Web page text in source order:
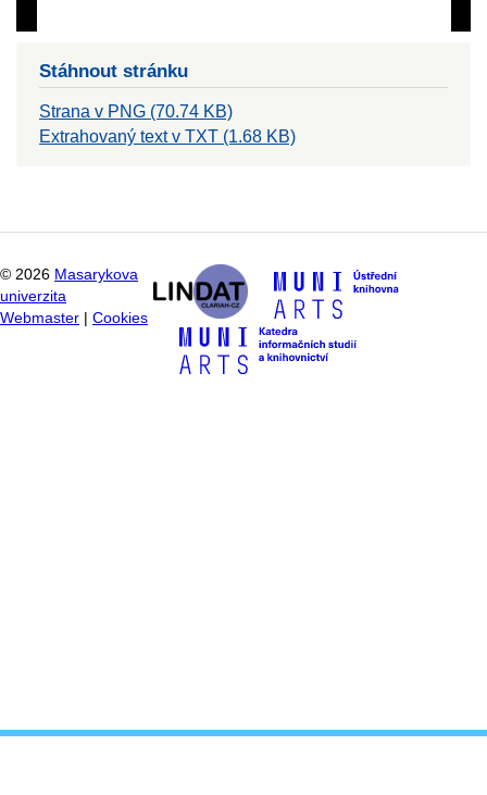
Stáhnout stránku
Strana v PNG (70.74 KB)
Extrahovaný text v TXT (1.68 KB)
© 2026 Masarykova
univerzita
Webmaster
Cookies